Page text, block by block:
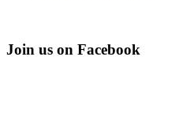
Join us on Facebook